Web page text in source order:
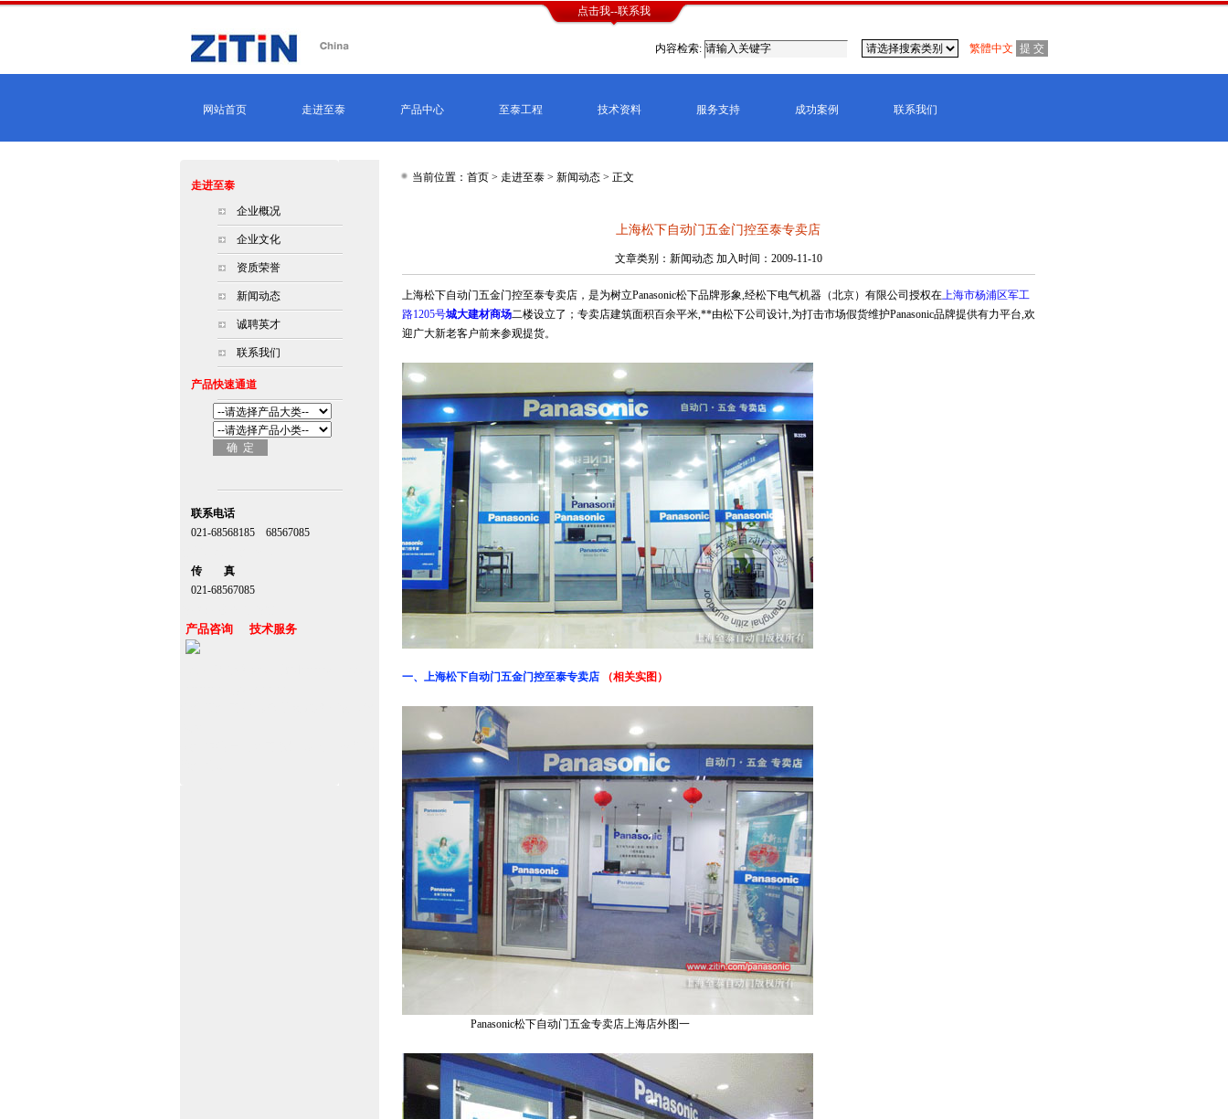
点击我--联系我
内容检索: 繁體中文
网站首页 走进至泰 产品中心 至泰工程 技术资料 服务支持 成功案例 联系我们
走进至泰
企业概况
企业文化
资质荣誉
新闻动态
诚聘英才
联系我们
产品快速通道
联系电话
021-68568185 68567085
传 真
021-68567085
产品咨询 技术服务
当前位置：首页 > 走进至泰 > 新闻动态 > 正文
上海松下自动门五金门控至泰专卖店
文章类别：新闻动态 加入时间：2009-11-10
上海松下自动门五金门控至泰专卖店，是为树立Panasonic松下品牌形象,经松下电气机器（北京）有限公司授权在上海市杨浦区军工
路1205号城大建材商场二楼设立了；专卖店建筑面积百余平米,**由松下公司设计,为打击市场假货维护Panasonic品牌提供有力平台,欢
迎广大新老客户前来参观提货。
一、 上海松下自动门五金门控至泰专卖店 （相关实图）
Panasonic松下自动门五金专卖店上海店外图一